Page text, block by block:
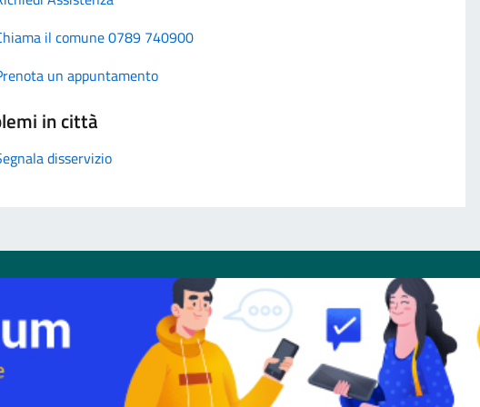
il comune 0789 740900
un appuntamento
in città
disservizio